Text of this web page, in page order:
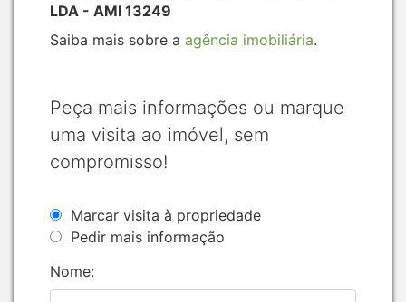
LDA - AMI 13249
Saiba mais sobre a agência imobiliária.
Peça mais informações ou marque
uma visita ao imóvel, sem
compromisso!
Marcar visita à propriedade
Pedir mais informação
Nome: